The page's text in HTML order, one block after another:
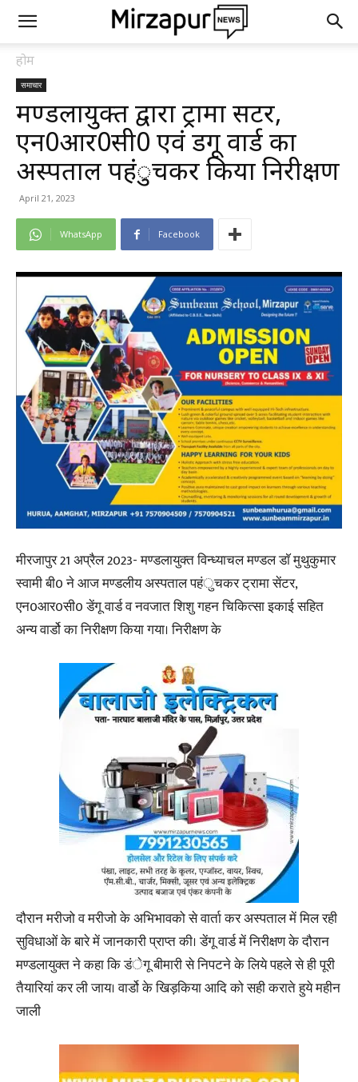
होम
समाचार
मण्डलायुक्त द्वारा ट्रामा सेंटर,
एन0आर0सी0 एवं डेंगू वार्ड का
अस्पताल पहंुचकर किया निरीक्षण
April 21, 2023
WhatsApp Facebook
मीरजापुर 21 अप्रैल 2023- मण्डलायुक्त विन्ध्याचल मण्डल डाॅ मुथुकुमार
स्वामी बी0 ने आज मण्डलीय अस्पताल पहंुचकर ट्रामा सेंटर,
एन0आर0सी0 डेंगू वार्ड व नवजात शिशु गहन चिकित्सा इकाई सहित
अन्य वार्डो का निरीक्षण किया गया। निरीक्षण के
दौरान मरीजो व मरीजो के अभिभावको से वार्ता कर अस्पताल में मिल रही
सुविधाओं के बारे में जानकारी प्राप्त की। डेंगू वार्ड में निरीक्षण के दौरान
मण्डलायुक्त ने कहा कि डंेगू बीमारी से निपटने के लिये पहले से ही पूरी
तैयारियां कर ली जाय। वार्डो के खिड़किया आदि को सही कराते हुये महीन
जाली